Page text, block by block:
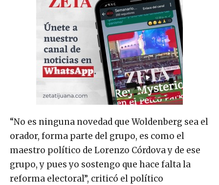
“No es ninguna novedad que Woldenberg sea el
orador, forma parte del grupo, es como el
maestro político de Lorenzo Córdova y de ese
grupo, y pues yo sostengo que hace falta la
reforma electoral”, criticó el político